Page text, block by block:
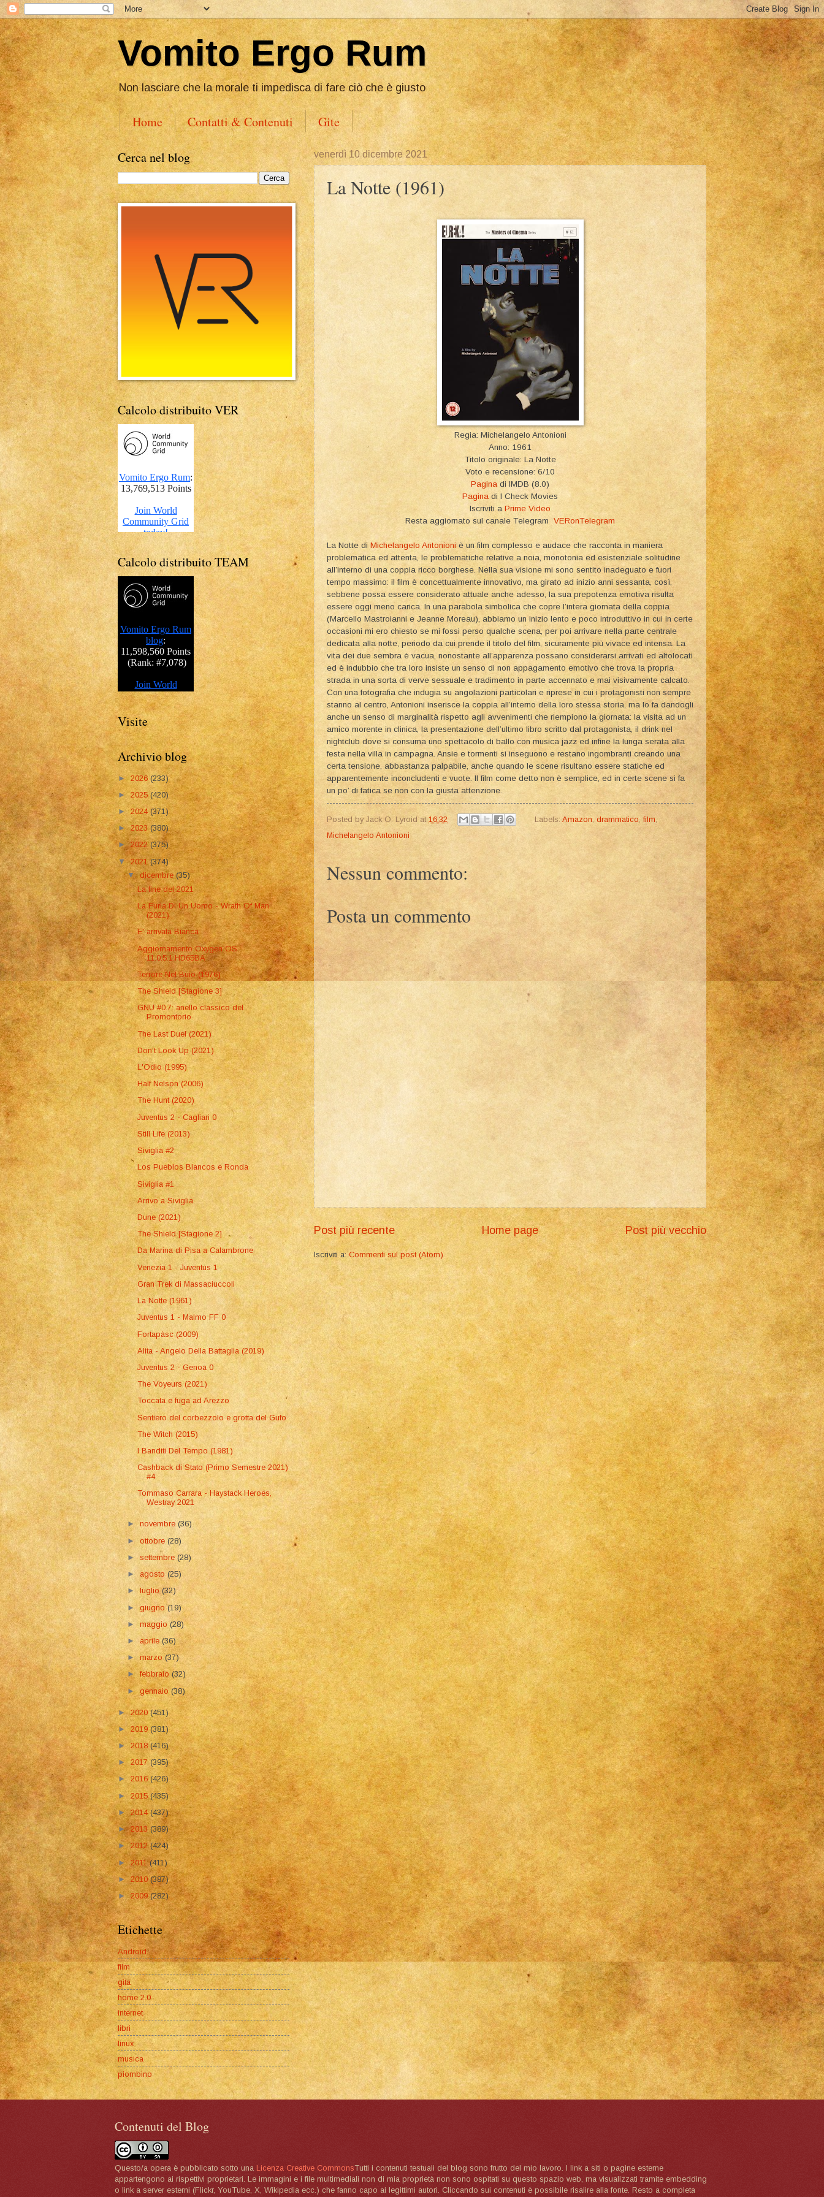
Vomito Ergo Rum
Non lasciare che la morale ti impedisca di fare ciò che è giusto
Home Contatti & Contenuti Gite
venerdì 10 dicembre 2021
La Notte (1961)
Regia: Michelangelo Antonioni
Anno: 1961
Titolo originale: La Notte
Voto e recensione: 6/10
Pagina di IMDB (8.0)
Pagina di I Check Movies
Iscriviti a Prime Video
Resta aggiornato sul canale Telegram VERonTelegram
La Notte di Michelangelo Antonioni è un film complesso e audace che racconta in maniera
problematica ed attenta, le problematiche relative a noia, monotonia ed esistenziale solitudine
all’interno di una coppia ricco borghese. Nella sua visione mi sono sentito inadeguato e fuori
tempo massimo: il film è concettualmente innovativo, ma girato ad inizio anni sessanta, così,
sebbene possa essere considerato attuale anche adesso, la sua prepotenza emotiva risulta
essere oggi meno carica. In una parabola simbolica che copre l’intera giornata della coppia
(Marcello Mastroianni e Jeanne Moreau), abbiamo un inizio lento e poco introduttivo in cui in certe
occasioni mi ero chiesto se mi fossi perso qualche scena, per poi arrivare nella parte centrale
dedicata alla notte, periodo da cui prende il titolo del film, sicuramente più vivace ed intensa. La
vita dei due sembra è vacua, nonostante all’apparenza possano considerarsi arrivati ed altolocati
ed è indubbio che tra loro insiste un senso di non appagamento emotivo che trova la propria
strada in una sorta di verve sessuale e tradimento in parte accennato e mai visivamente calcato.
Con una fotografia che indugia su angolazioni particolari e riprese in cui i protagonisti non sempre
stanno al centro, Antonioni inserisce la coppia all’interno della loro stessa storia, ma lo fa dandogli
anche un senso di marginalità rispetto agli avvenimenti che riempiono la giornata: la visita ad un
amico morente in clinica, la presentazione dell’ultimo libro scritto dal protagonista, il drink nel
nightclub dove si consuma uno spettacolo di ballo con musica jazz ed infine la lunga serata alla
festa nella villa in campagna. Ansie e tormenti si inseguono e restano ingombranti creando una
certa tensione, abbastanza palpabile, anche quando le scene risultano essere statiche ed
apparentemente inconcludenti e vuote. Il film come detto non è semplice, ed in certe scene si fa
un po’ di fatica se non con la giusta attenzione.
Posted by Jack O. Lyroid at 16:32 Labels: Amazon drammatico ,film
Michelangelo Antonioni
Nessun commento:
Posta un commento
Post più recente Post più vecchio
Home page
Iscriviti a:Commenti sul post (Atom)
Cerca nel blog
Calcolo distribuito VER
Calcolo distribuito TEAM
Visite
Archivio blog
► 2026(233)
►2025(420)
►2024 (371)
►2023(380)
►2022 (375)
▼2021(374)
▼dicembre(35)
La fine del 2021
La Furia Di Un Uomo - Wrath Of Man
(2021)
E' arrivata Bianca
Aggiornamento Oxygen OS
11.0.5.1.HD65BA
Terrore Nel Buio (1976)
The Shield [Stagione 3]
GNU #0.7: anello classico del
Promontorio
The Last Duel (2021)
Don't Look Up (2021)
L'Odio (1995)
Half Nelson (2006)
The Hunt (2020)
Juventus 2 - Cagliari 0
Still Life (2013)
Siviglia #2
Los Pueblos Blancos e Ronda
Siviglia #1
Arrivo a Siviglia
Dune (2021)
The Shield [Stagione 2]
Da Marina di Pisa a Calambrone
Venezia 1 - Juventus 1
Gran Trek di Massaciuccoli
La Notte (1961)
Juventus 1 - Malmo FF 0
Fortapàsc (2009)
Alita - Angelo Della Battaglia (2019)
Juventus 2 - Genoa 0
The Voyeurs (2021)
Toccata e fuga ad Arezzo
Sentiero del corbezzolo e grotta del Gufo
The Witch (2015)
I Banditi Del Tempo (1981)
Cashback di Stato (Primo Semestre 2021)
#4
Tommaso Carrara - Haystack Heroes,
Westray 2021
►novembre(36)
►ottobre(28)
►settembre(28)
►agosto(25)
►luglio(32)
►giugno(19)
►maggio(28)
►aprile(36)
►marzo(37)
►febbraio(32)
►gennaio(38)
►2020(451)
►2019(381)
►2018(416)
►2017 (395)
►2016 (426)
►2015(435)
►2014(437)
►2013(389)
►2012(424)
►2011(411)
►2010(387)
►2009(282)
Etichette
Android
film
gita
home 2.0
internet
libri
linux
musica
piombino
Contenuti del Blog
Questo/a opera è pubblicato sotto una Licenza Creative CommonsTutti i contenuti testuali del blog sono frutto del mio lavoro. I link a siti o pagine esterne
appartengono ai rispettivi proprietari. Le immagini e i file multimediali non di mia proprietà non sono ospitati su questo spazio web, ma visualizzati tramite embedding
o link a server esterni (Flickr, YouTube, X, Wikipedia ecc.) che fanno capo ai legittimi autori. Cliccando sui contenuti è possibile risalire alla fonte. Resto a completa